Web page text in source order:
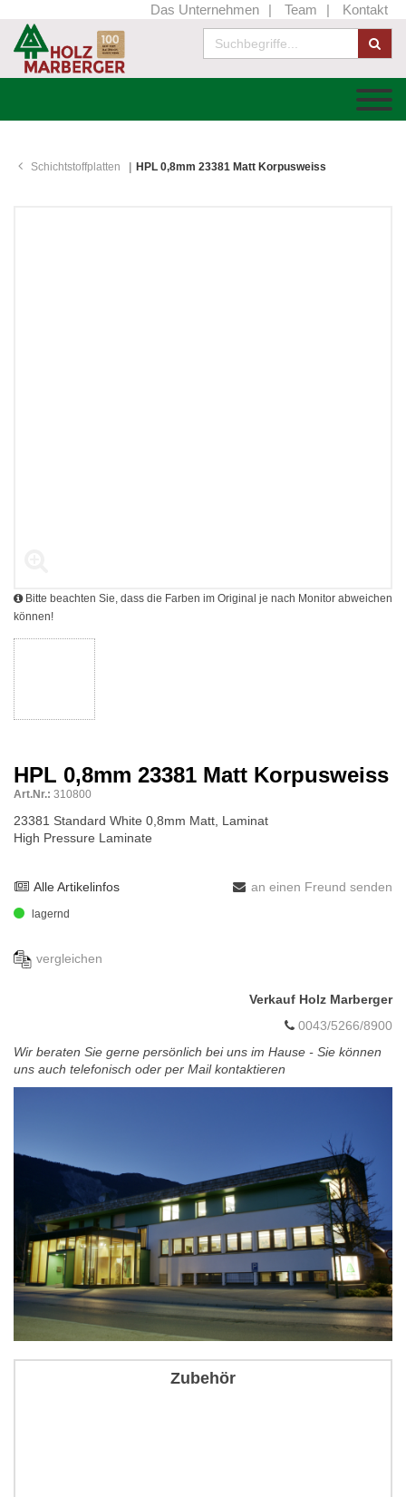
Das Unternehmen Team Kontakt
Schichtstoffplatten HPL 0,8mm 23381 Matt Korpusweiss
Bitte beachten Sie, dass die Farben im Original je nach Monitor abweichen
können!
HPL 0,8mm 23381 Matt Korpusweiss
Art.Nr.: 310800
23381 Standard White 0,8mm Matt, Laminat
High Pressure Laminate
Alle Artikelinfos an einen Freund senden
lagernd
vergleichen
Verkauf Holz Marberger
0043/5266/8900
Wir beraten Sie gerne persönlich bei uns im Hause - Sie können
uns auch telefonisch oder per Mail kontaktieren
Zubehör